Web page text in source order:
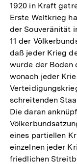
1920 in Kraft
Erste Weltkrieg
der Souveränität
11 der
daß jeder Krieg
wurde der Boden
wonach jeder
schreitenden
Die daran
eines partiellen
einzelnen jeder
friedlichen